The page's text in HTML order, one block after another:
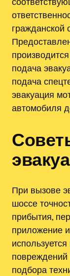
гражданской
подача
подача
эвакуация
автомобиля
При вызове
шоссе
прибытия,
приложение
повреждений
подбора